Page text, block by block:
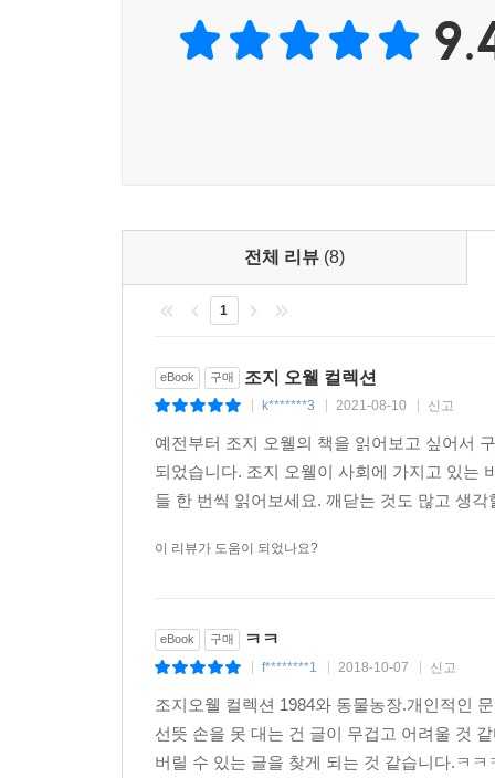
전체 리뷰 (8)
1
eBook 구매 조지 오웰 컬렉션
k*******3 2021-08-10 신고
예전부터 조지 오웰의 책을 읽어보고 싶어서
되었습니다. 조지 오웰이 사회에 가지고 있는
들 한 번씩 읽어보세요. 깨닫는 것도 많고 생
이 리뷰가 도움이 되었나요?
eBook 구매 ㅋㅋ
f********1 2018-10-07 신고
조지오웰 컬렉션 1984와 동물농장.개인적인
선뜻 손을 못 대는 건 글이 무겁고 어려울 것
버릴 수 있는 글을 찾게 되는 것 같습니다.ㅋ